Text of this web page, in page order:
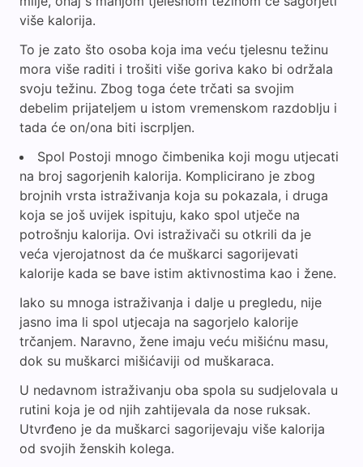
više kalorija.
To je zato što osoba koja ima veću tjelesnu težinu
mora više raditi i trošiti više goriva kako bi održala
svoju težinu. Zbog toga ćete trčati sa svojim
debelim prijateljem u istom vremenskom razdoblju i
tada će on/ona biti iscrpljen.
Spol Postoji mnogo čimbenika koji mogu utjecati
na broj sagorjenih kalorija. Komplicirano je zbog
brojnih vrsta istraživanja koja su pokazala, i druga
koja se još uvijek ispituju, kako spol utječe na
potrošnju kalorija. Ovi istraživači su otkrili da je
veća vjerojatnost da će muškarci sagorijevati
kalorije kada se bave istim aktivnostima kao i žene.
Iako su mnoga istraživanja i dalje u pregledu, nije
jasno ima li spol utjecaja na sagorjelo kalorije
trčanjem. Naravno, žene imaju veću mišićnu masu,
dok su muškarci mišićaviji od muškaraca.
U nedavnom istraživanju oba spola su sudjelovala u
rutini koja je od njih zahtijevala da nose ruksak.
Utvrđeno je da muškarci sagorijevaju više kalorija
od svojih ženskih kolega.